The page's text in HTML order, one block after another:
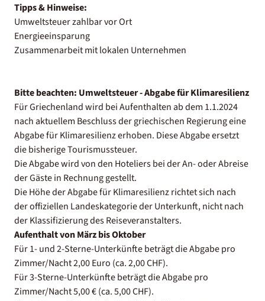
Tipps & Hinweise:
Umweltsteuer zahlbar vor Ort
Energieeinsparung
Zusammenarbeit mit lokalen Unternehmen
Bitte beachten: Umweltsteuer - Abgabe für Klimaresilienz
Für Griechenland wird bei Aufenthalten ab dem 1.1.2024
nach aktuellem Beschluss der griechischen Regierung eine
Abgabe für Klimaresilienz erhoben. Diese Abgabe ersetzt
die bisherige Tourismussteuer.
Die Abgabe wird von den Hoteliers bei der An- oder Abreise
der Gäste in Rechnung gestellt.
Die Höhe der Abgabe für Klimaresilienz richtet sich nach
der offiziellen Landeskategorie der Unterkunft, nicht nach
der Klassifizierung des Reiseveranstalters.
Aufenthalt von März bis Oktober
Für 1- und 2-Sterne-Unterkünfte beträgt die Abgabe pro
Zimmer/Nacht 2,00 Euro (ca. 2,00 CHF).
Für 3-Sterne-Unterkünfte beträgt die Abgabe pro
Zimmer/Nacht 5,00 € (ca. 5,00 CHF).